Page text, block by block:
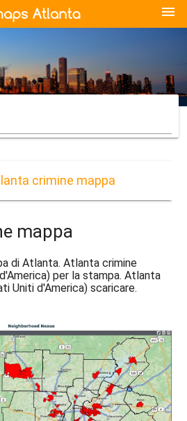
menu
crimine mappa
mappa
di Atlanta. Atlanta crimine
per la stampa. Atlanta
Uniti d'America) scaricare.